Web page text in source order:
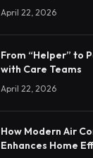
April 22, 2026
From “Helper” to
with Care Teams
April 22, 2026
How Modern Air
Enhances Home